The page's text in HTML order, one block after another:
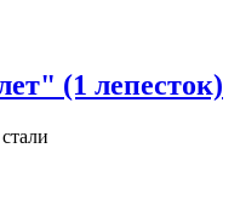
(1 лепесток)